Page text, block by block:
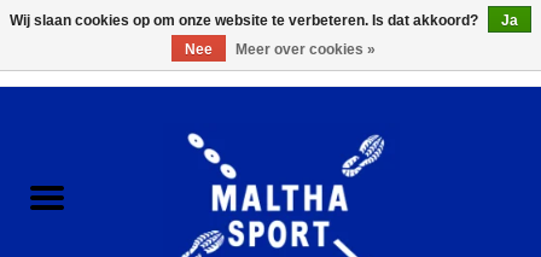
ACCESSOIRES/HARDWARE
Wij slaan cookies op om onze website te verbeteren. Is dat akkoord?
Ja
Nee
Meer over cookies »